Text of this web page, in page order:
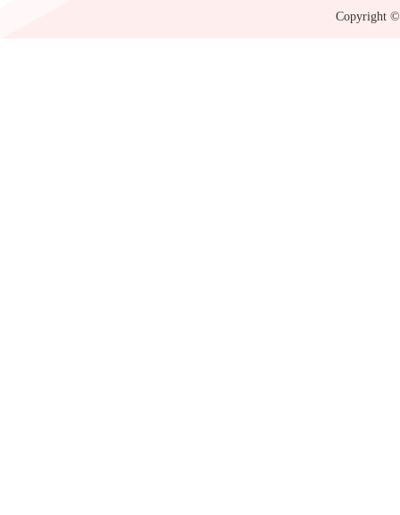
Copyright